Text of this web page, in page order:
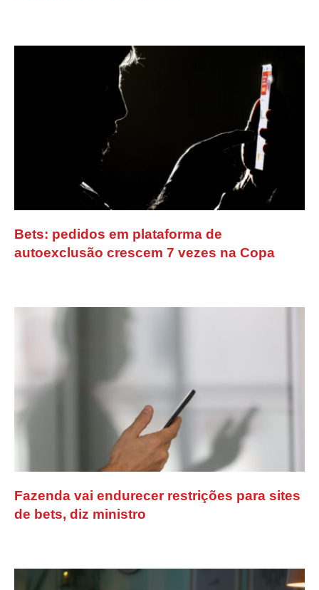
Bets: pedidos em plataforma de
autoexclusão crescem 7 vezes na Copa
Fazenda vai endurecer restrições para sites
de bets, diz ministro